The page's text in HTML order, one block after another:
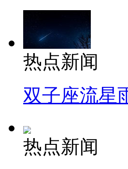
热点新闻
双子座流星
热点新闻